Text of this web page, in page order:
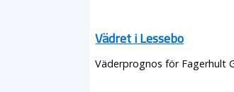
Vädret i Lessebo
Väderprognos för Fagerhult